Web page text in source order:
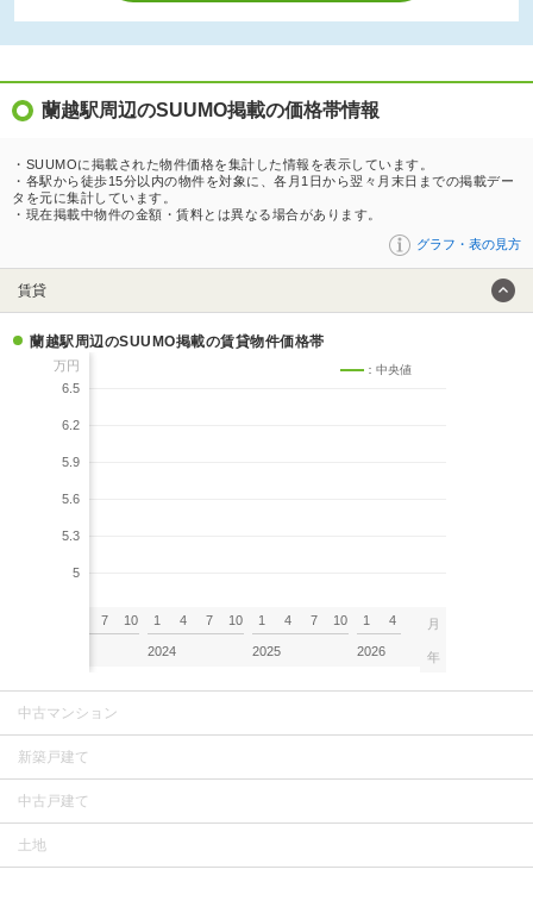
蘭越駅周辺のSUUMO掲載の価格帯情報
・SUUMOに掲載された物件価格を集計した情報を表示しています。
・各駅から徒歩15分以内の物件を対象に、各月1日から翌々月末日までの掲載デー
タを元に集計しています。
・現在掲載中物件の金額・賃料とは異なる場合があります。
グラフ・表の見方
賃貸
蘭越駅周辺のSUUMO掲載の賃貸物件価格帯
万円
6.5
6.2
5.9
5.6
5.3
5
：中央値
7 10 1 4 7 10
2024
1 4 7 10
2025
1 4
2026
月
年
中古マンション
新築戸建て
中古戸建て
土地